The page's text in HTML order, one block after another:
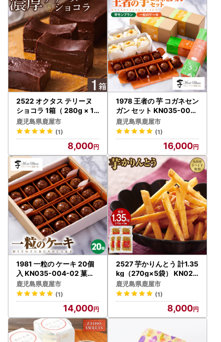
地方公共団体の指定するところになっているか、個人の名義
になっていないかなどを確認してください。
インターネットによる地方公共団体のふるさと納税受付サイ
トは、地方公共団体ごとに、指定されています。 気になる
ことがあれば、寄附先の地方公共団体に確認してください。
以下のような構成のサイトにはご注意ください。
地方公共団体の住所や連絡先、メールアドレスなどの記載が
ない。 会社の住所、電話番号及びメールアドレスの記載が
ない。（フリーメールの場合は注意！）
支払方法が口座振込の場合、口座名義人と販売事業者名が異
なる。
寄附金額を割引することや値引きすることを宣伝文句にして
※ふるさと納税を受けた地方公共団体が返礼品を送ることは
ありますが、寄附金額を割引することや値引きすることはあ
りません。
■■■■■■■■■■■■■■■■■■■■■■■■■■■■
■ いかなる場合も寄附のキャンセルはできません。
■
■■■■■■■■■■■■■■■■■■■■■■■■■■■■
【注意事項】
●鹿屋市に寄附をしていただいた方を対象に、返礼品をお送
りします。
（鹿屋市内にお住まいの方には返礼品はお送りしていませ
ん。予めご了承ください。）
● 返礼品の発送は、取扱事業者の準備が整い次第、順次発
送いたします。
返礼品よってお届け時期が異なります。返礼品ごとの【発
2522 オクタス テリーヌ
ショコラ 1箱（ 280g × 1
本 ） KN021-026-01 菓
子 チョコレート ケーキ
鹿児島県鹿屋市
(1)
8,000
1978 王者の 芋 コガネセン
ガン セット KN035-001
菓子 さつまいも
鹿児島県鹿屋市
(1)
16,000
1981 一粒の ケーキ 20個
入 KN035-004-02 菓子
さつまいも
鹿児島県鹿屋市
(1)
14,000
2527 芋かりんとう 計1.35
kg（270g×5袋） KN021
-032-02 菓子
鹿児島県鹿屋市
(1)
8,000